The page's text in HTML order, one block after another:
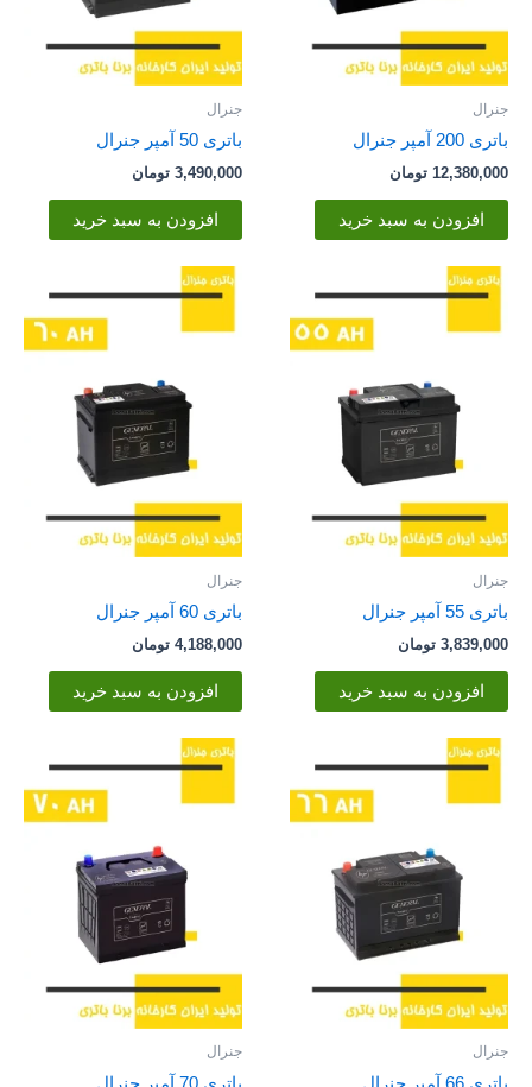
جنرال
باتری 200 آمپر جنرال
12,380,000 تومان
افزودن به سبد خرید
جنرال
باتری 50 آمپر جنرال
3,490,000 تومان
افزودن به سبد خرید
جنرال
باتری 55 آمپر جنرال
3,839,000 تومان
افزودن به سبد خرید
جنرال
باتری 60 آمپر جنرال
4,188,000 تومان
افزودن به سبد خرید
جنرال
باتری 66 آمپر جنرال
جنرال
باتری 70 آمپر جنرال